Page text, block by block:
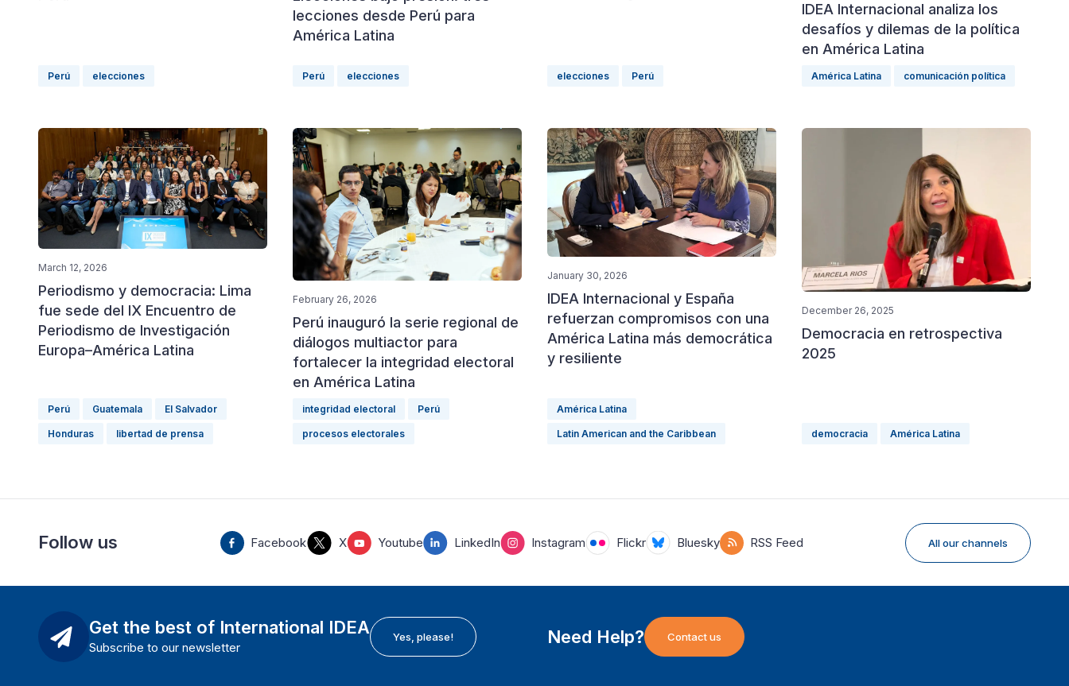
Perú elecciones
lecciones desde Perú para
América Latina
Perú elecciones elecciones Perú
IDEA Internacional analiza los
desafíos y dilemas de la política
en América Latina
América Latina comunicación política
March 12, 2026
Periodismo y democracia: Lima
fue sede del IX Encuentro de
Periodismo de Investigación
Europa–América Latina
Perú Guatemala El Salvador
Honduras libertad de prensa
February 26, 2026
Perú inauguró la serie regional de
diálogos multiactor para
fortalecer la integridad electoral
en América Latina
integridad electoral Perú
procesos electorales
January 30, 2026
IDEA Internacional y España
refuerzan compromisos con una
América Latina más democrática
y resiliente
América Latina
Latin American and the Caribbean
December 26, 2025
Democracia en retrospectiva
2025
democracia América Latina
Follow us Facebook X Youtube LinkedIn Instagram Flickr Bluesky RSS Feed All our channels
Get the best of International IDEA
Subscribe to our newsletter
Yes, please! Need Help? Contact us